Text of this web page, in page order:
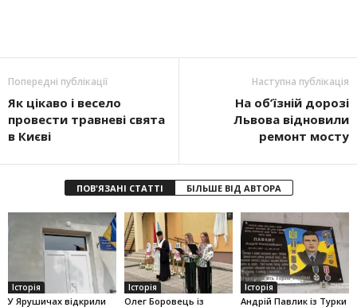
Попередні публікації
Як цікаво і весело
провести травневі свята
в Києві
Наступна публікація
На об’їзній дорозі
Львова відновили
ремонт мосту
ПОВ'ЯЗАНІ СТАТТІ БІЛЬШЕ ВІД АВТОРА
Історія
У Ярушичах відкрили
Історія
Олег Боровець із
Історія
Андрій Павлик із Турки